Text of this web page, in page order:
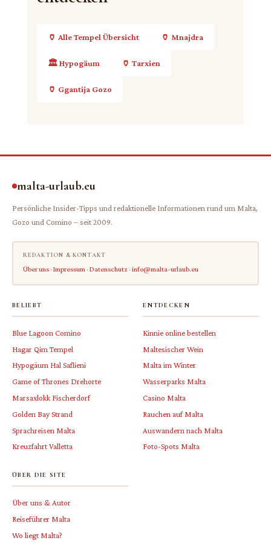
offenen Gelände gibt es kaum Schatten.
🏺 Alle Tempel Übersicht 🏺 Mnajdra
🏛️ Hypogäum 🏺 Tarxien
🏺 Ggantija Gozo
malta-urlaub.eu
Persönliche Insider-Tipps und redaktionelle Informationen rund um Malta,
Gozo und Comino – seit 2009.
REDAKTION & KONTAKT
Über uns· Impressum· Datenschutz· info@malta-urlaub.eu
BELIEBT
Blue Lagoon Comino
Hagar Qim Tempel
Hypogäum Hal Saflieni
Game of Thrones Drehorte
Marsaxlokk Fischerdorf
Golden Bay Strand
Sprachreisen Malta
Kreuzfahrt Valletta
ENTDECKEN
Kinnie online bestellen
Maltesischer Wein
Malta im Winter
Wasserparks Malta
Casino Malta
Rauchen auf Malta
Auswandern nach Malta
Foto-Spots Malta
ÜBER DIE SITE
Über uns & Autor
Reiseführer Malta
Wo liegt Malta?